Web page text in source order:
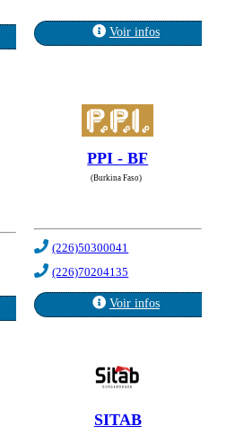
Voir infos
PPI - BF
(Burkina Faso)
(226)50300041
(226)70204135
Voir infos
SITAB